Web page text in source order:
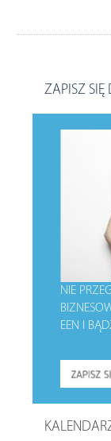
ZAPISZ SIĘ
NIE
EEN I